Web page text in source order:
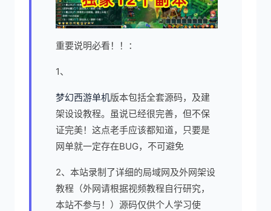
重要说明必看！！：
1、
梦幻西游单机版本包括全套源码，及建
架设设教程。虽说已经很完善，但不保
证完美！这点老手应该都知道，只要是
网单就一定存在BUG，不可避免
2、本站录制了详细的局域网及外网架设
教程（外网请根据视频教程自行研究，
本站不参与！）源码仅供个人学习使